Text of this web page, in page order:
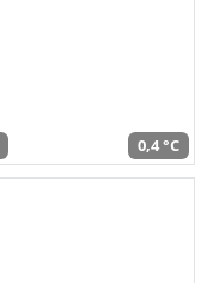
0,4 °C